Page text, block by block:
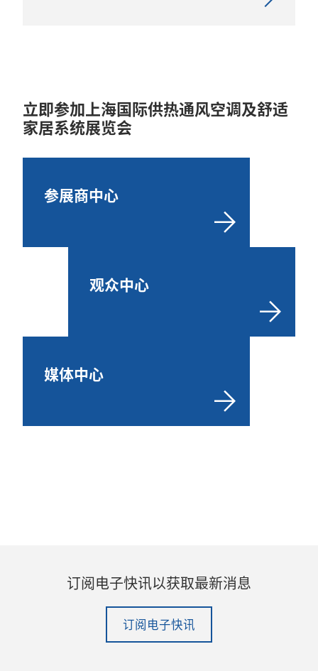
立即参加上海国际供热通风空调及舒适
家居系统展览会
参展商中心
观众中心
媒体中心
订阅电子快讯以获取最新消息
订阅电子快讯